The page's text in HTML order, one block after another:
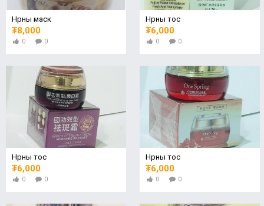
Нүүрны маск
₮8,000
0 0
Нүүрны тос
₮6,000
0 0
Нүүрны тос
₮6,000
0 0
Нүүрны тос
₮6,000
0 0